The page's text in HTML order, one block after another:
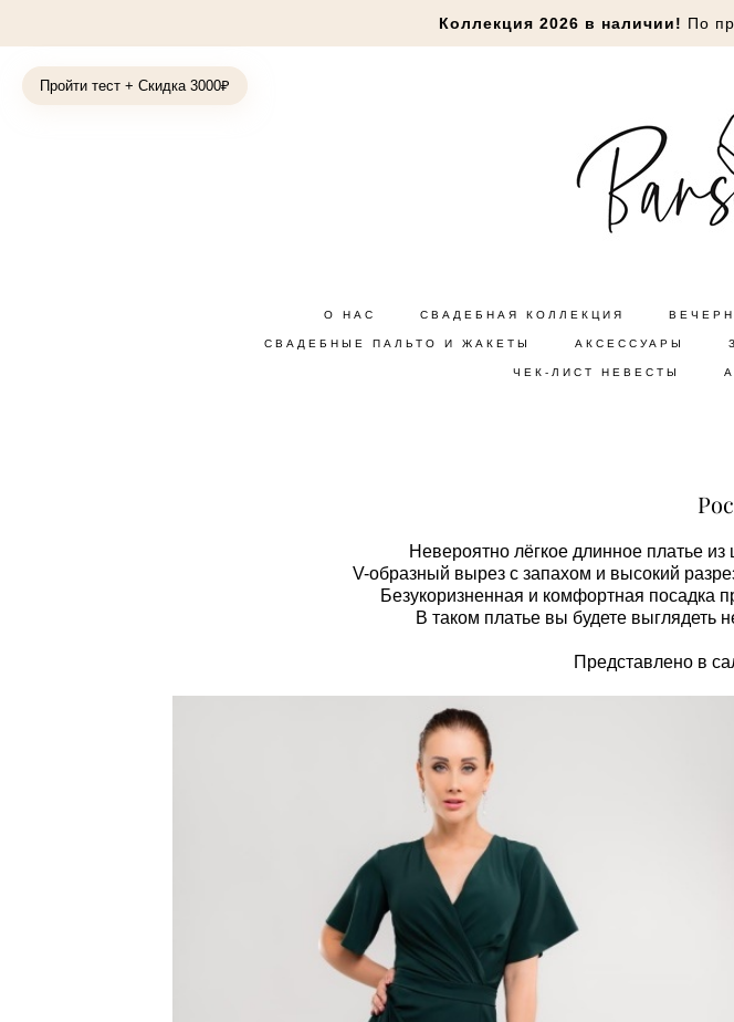
Пройти тест + Скидка 3000₽
Коллекция 2026 в наличии! По
О НАС СВАДЕБНАЯ КОЛЛЕКЦИЯ
СВАДЕБНЫЕ ПАЛЬТО И ЖАКЕТЫ АКСЕССУАРЫ
ЧЕК-ЛИСТ НЕВЕСТЫ
Невероятно лёгкое длинное платье
V-образный вырез с запахом и высокий
Безукоризненная и комфортная посадка
В таком платье вы будете выглядеть
Представлено в